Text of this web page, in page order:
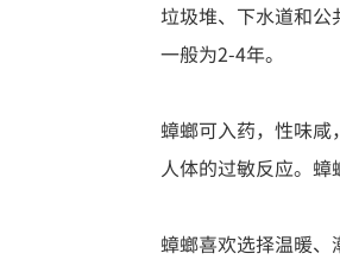
垃圾堆、下水道和
一般为2-4年。
蟑螂可入药，性味
人体的过敏反应。
蟑螂喜欢选择温暖